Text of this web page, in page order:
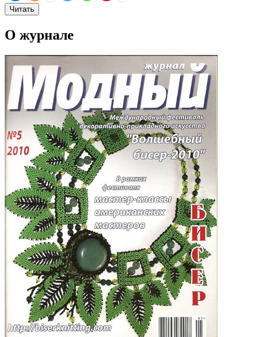
Читать
О журнале